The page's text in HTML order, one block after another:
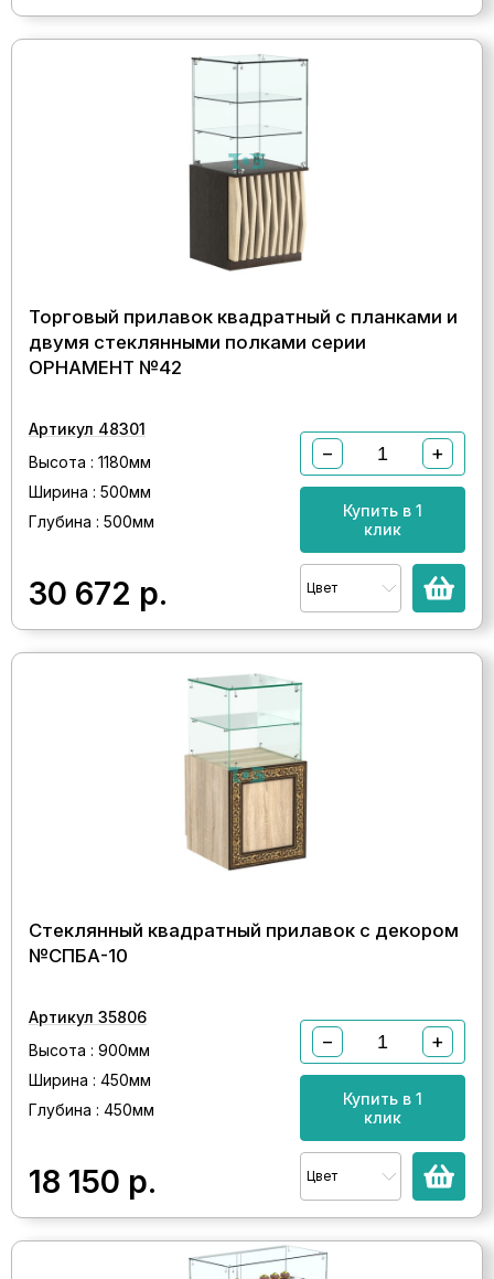
Торговый прилавок квадратный с планками и
двумя стеклянными полками серии
ОРНАМЕНТ №42
Артикул 48301
Высота : 1180мм
Ширина : 500мм
Глубина : 500мм
30 672 р.
− +
Купить в 1
клик
Цвет
Стеклянный квадратный прилавок с декором
№СПБА-10
Артикул 35806
Высота : 900мм
Ширина : 450мм
Глубина : 450мм
18 150 р.
− +
Купить в 1
клик
Цвет